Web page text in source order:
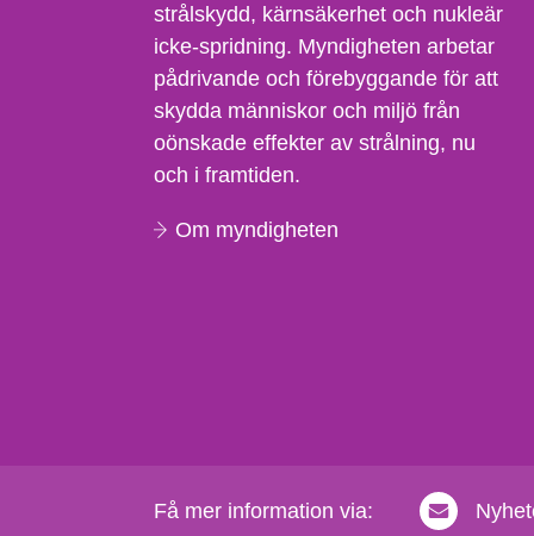
strålskydd, kärnsäkerhet och nukleär
icke-spridning. Myndigheten arbetar
pådrivande och förebyggande för att
skydda människor och miljö från
oönskade effekter av strålning, nu
och i framtiden.
Om myndigheten
Få mer information via: